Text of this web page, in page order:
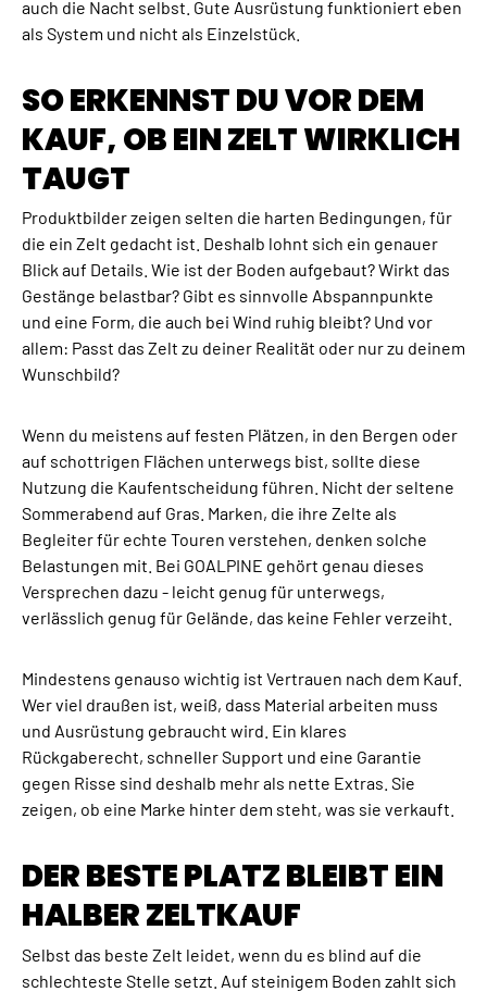
auch die Nacht selbst. Gute Ausrüstung funktioniert eben
als System und nicht als Einzelstück.
SO ERKENNST DU VOR DEM
KAUF, OB EIN ZELT WIRKLICH
TAUGT
Produktbilder zeigen selten die harten Bedingungen, für
die ein Zelt gedacht ist. Deshalb lohnt sich ein genauer
Blick auf Details. Wie ist der Boden aufgebaut? Wirkt das
Gestänge belastbar? Gibt es sinnvolle Abspannpunkte
und eine Form, die auch bei Wind ruhig bleibt? Und vor
allem: Passt das Zelt zu deiner Realität oder nur zu deinem
Wunschbild?
Wenn du meistens auf festen Plätzen, in den Bergen oder
auf schottrigen Flächen unterwegs bist, sollte diese
Nutzung die Kaufentscheidung führen. Nicht der seltene
Sommerabend auf Gras. Marken, die ihre Zelte als
Begleiter für echte Touren verstehen, denken solche
Belastungen mit. Bei GOALPINE gehört genau dieses
Versprechen dazu - leicht genug für unterwegs,
verlässlich genug für Gelände, das keine Fehler verzeiht.
Mindestens genauso wichtig ist Vertrauen nach dem Kauf.
Wer viel draußen ist, weiß, dass Material arbeiten muss
und Ausrüstung gebraucht wird. Ein klares
Rückgaberecht, schneller Support und eine Garantie
gegen Risse sind deshalb mehr als nette Extras. Sie
zeigen, ob eine Marke hinter dem steht, was sie verkauft.
DER BESTE PLATZ BLEIBT EIN
HALBER ZELTKAUF
Selbst das beste Zelt leidet, wenn du es blind auf die
schlechteste Stelle setzt. Auf steinigem Boden zahlt sich